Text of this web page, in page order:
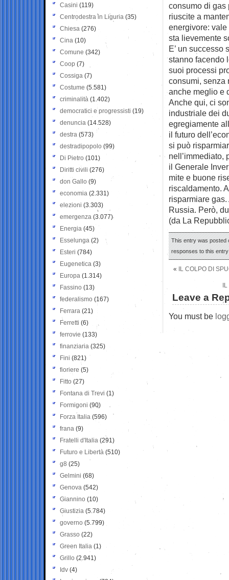
consumo di gas
riuscite a
energivore:
sta lievemente
E’ un successo
stanno facendo
suoi processi
consumi, senza
anche meglio e
Anche qui, ci
industriale dei
egregiamente
il futuro
si può
nell’immediato,
il Generale
mite e buone
riscaldamento.
risparmiare
Russia. Però,
(da La
This entry was posted
responses to this
« IL COLPO DI
Leave a
You must be
Casini (119)
Centrodestra in Liguria (35)
Chiesa (276)
Cina (10)
Comune (342)
Coop (7)
Cossiga (7)
Costume (5.581)
criminalità (1.402)
democratici e progressisti (19)
denuncia (14.528)
destra (573)
destradipopolo (99)
Di Pietro (101)
Diritti civili (276)
don Gallo (9)
economia (2.331)
elezioni (3.303)
emergenza (3.077)
Energia (45)
Esselunga (2)
Esteri (784)
Eugenetica (3)
Europa (1.314)
Fassino (13)
federalismo (167)
Ferrara (21)
Ferretti (6)
ferrovie (133)
finanziaria (325)
Fini (821)
fioriere (5)
Fitto (27)
Fontana di Trevi (1)
Formigoni (90)
Forza Italia (596)
frana (9)
Fratelli d'Italia (291)
Futuro e Libertà (510)
g8 (25)
Gelmini (68)
Genova (542)
Giannino (10)
Giustizia (5.784)
governo (5.799)
Grasso (22)
Green Italia (1)
Grillo (2.941)
Idv (4)